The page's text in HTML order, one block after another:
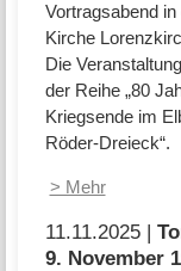
Vortragsabend in
Kirche
Die
der Reihe „80
Kriegsende im
Röder-Dreieck“.
> Mehr
11.11.2025 |
9. November